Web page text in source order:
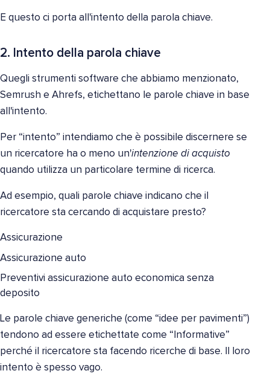
E questo ci porta all'intento della parola chiave.
2. Intento della parola chiave
Quegli strumenti software che abbiamo menzionato,
Semrush e Ahrefs, etichettano le parole chiave in base
all'intento.
Per “intento” intendiamo che è possibile discernere se
un ricercatore ha o meno un'intenzione di acquisto
quando utilizza un particolare termine di ricerca.
Ad esempio, quali parole chiave indicano che il
ricercatore sta cercando di acquistare presto?
Assicurazione
Assicurazione auto
Preventivi assicurazione auto economica senza
deposito
Le parole chiave generiche (come “idee per pavimenti”)
tendono ad essere etichettate come “Informative”
perché il ricercatore sta facendo ricerche di base. Il loro
intento è spesso vago.